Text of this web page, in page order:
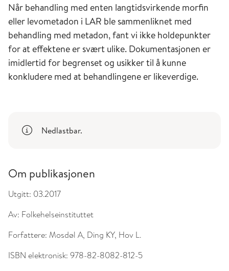
Når behandling med enten langtidsvirkende morfin
eller levometadon i LAR ble sammenliknet med
behandling med metadon, fant vi ikke holdepunkter
for at effektene er svært ulike. Dokumentasjonen er
imidlertid for begrenset og usikker til å kunne
konkludere med at behandlingene er likeverdige.
Nedlastbar.
Om publikasjonen
Utgitt: 03.2017
Av: Folkehelseinstituttet
Forfattere: Mosdøl A, Ding KY, Hov L.
ISBN elektronisk: 978-82-8082-812-5